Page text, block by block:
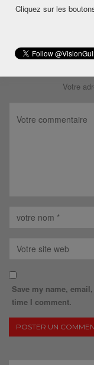
LAISSER UN
Votre
Save my name,
time I comment.
Cliquez sur les